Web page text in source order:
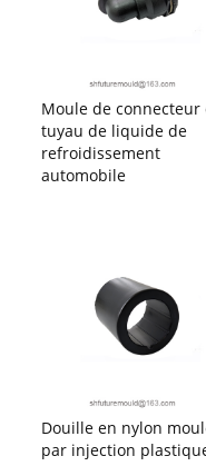
Moule de connecteur
tuyau de liquide de
refroidissement
automobile
Douille en nylon
par injection